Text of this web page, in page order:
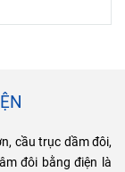
cầu trục dầm đôi,
đôi bằng điện là